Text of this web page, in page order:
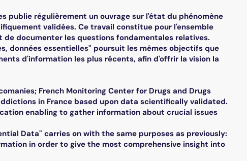
publie régulièrement un ouvrage sur l'état du phénomène
validées. Ce travail constitue pour l'ensemble
documenter les questions fondamentales relatives.
données essentielles" poursuit les mêmes objectifs que
d'information les plus récents, afin d'offrir la vision la
French Monitoring Center for Drugs and Drugs
in France based upon data scientifically validated.
enabling to gather information about crucial issues
Data" carries on with the same purposes as previously:
in order to give the most comprehensive insight into